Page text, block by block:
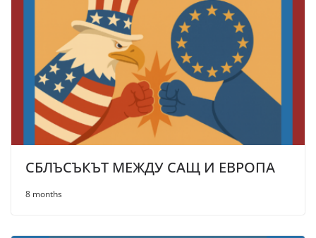
СБЛЪСЪКЪТ МЕЖДУ САЩ И ЕВРОПА
8 months